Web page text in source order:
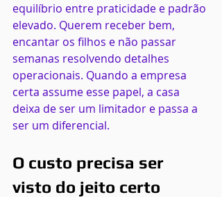
equilíbrio entre praticidade e padrão
elevado. Querem receber bem,
encantar os filhos e não passar
semanas resolvendo detalhes
operacionais. Quando a empresa
certa assume esse papel, a casa
deixa de ser um limitador e passa a
ser um diferencial.
O custo precisa ser
visto do jeito certo